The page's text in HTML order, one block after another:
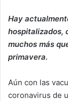
Hay
hospitalizados,
muchos más
primavera.
Aún con las
coronavirus de